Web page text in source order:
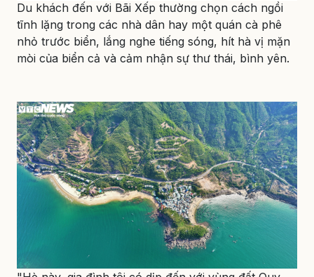
Du khách đến với Bãi Xếp thường chọn cách ngồi
tĩnh lặng trong các nhà dân hay một quán cà phê
nhỏ trước biển, lắng nghe tiếng sóng, hít hà vị mặn
mòi của biển cả và cảm nhận sự thư thái, bình yên.